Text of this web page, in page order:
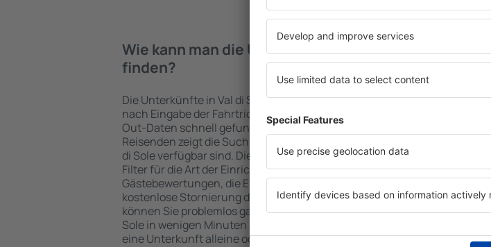
Wie kann man die Unterkünfte in Val di Sole
finden?
Die Unterkünfte in Val di Sole werden von der Suchmaschine
nach Eingabe der Fahrtrichtung und der Check-In- und Check-
Out-Daten schnell gefunden. Nach Auswahl der Anzahl der
Reisenden zeigt die Suchmaschine an, welche Unterkünfte in Val
di Sole verfügbar sind. Die Auswahl der Unterkunft wird durch
Filter für die Art der Einrichtung und die Anzahl der Sterne, die
Gästebewertungen, die Entfernung zum Zentrum und die
kostenlose Stornierung der Buchung erleichtert. Dadurch
können Sie problemlos ganz einfach eine Unterkunft in Val di
Sole in wenigen Minuten auswählen. Sie können je nach Bedarf
eine Unterkunft alleine oder zusammen mit dem Flug buchen.